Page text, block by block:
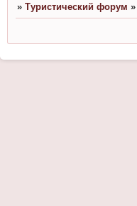
» Туристический форум »